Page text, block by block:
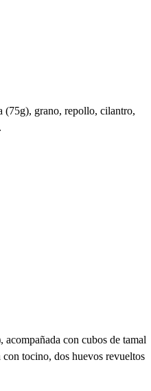
(75g), grano, repollo, cilantro,
acompañada con cubos de tamal
con tocino, dos huevos revueltos